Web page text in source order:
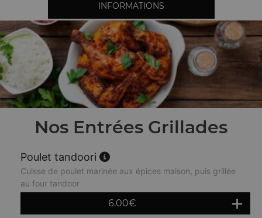
INFORMATIONS
Nos Entrées Grillades
Poulet tandoori
Cuisse de poulet marinée aux épices maison, puis grillée
au four tandoor
6.00€